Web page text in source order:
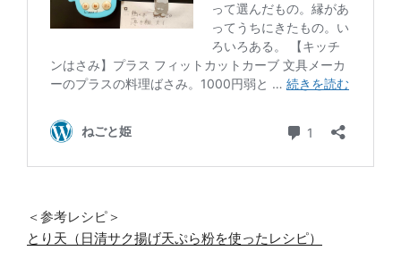
＜参考レシピ＞
とり天（日清サク揚げ天ぷら粉を使ったレシピ）